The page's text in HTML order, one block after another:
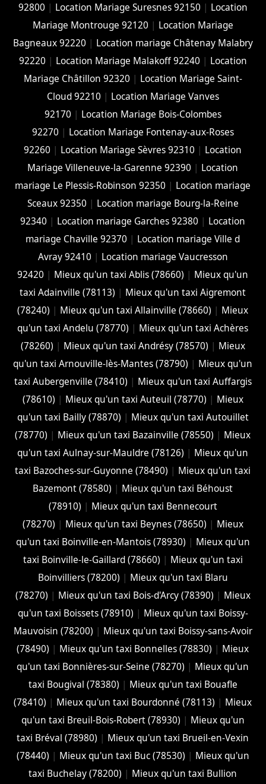
92800 | Location Mariage Suresnes 92150 | Location
Mariage Montrouge 92120 | Location Mariage
Bagneaux 92220 | Location mariage Châtenay Malabry
92220 | Location Mariage Malakoff 92240 | Location
Mariage Châtillon 92320 | Location Mariage Saint-
Cloud 92210 | Location Mariage Vanves
92170 | Location Mariage Bois-Colombes
92270 | Location Mariage Fontenay-aux-Roses
92260 | Location Mariage Sèvres 92310 | Location
Mariage Villeneuve-la-Garenne 92390 | Location
mariage Le Plessis-Robinson 92350 | Location mariage
Sceaux 92350 | Location mariage Bourg-la-Reine
92340 | Location mariage Garches 92380 | Location
mariage Chaville 92370 | Location mariage Ville d
Avray 92410 | Location mariage Vaucresson
92420 | Mieux qu'un taxi Ablis (78660) | Mieux qu'un
taxi Adainville (78113) | Mieux qu'un taxi Aigremont
(78240) | Mieux qu'un taxi Allainville (78660) | Mieux
qu'un taxi Andelu (78770) | Mieux qu'un taxi Achères
(78260) | Mieux qu'un taxi Andrésy (78570) | Mieux
qu'un taxi Arnouville-lès-Mantes (78790) | Mieux qu'un
taxi Aubergenville (78410) | Mieux qu'un taxi Auffargis
(78610) | Mieux qu'un taxi Auteuil (78770) | Mieux
qu'un taxi Bailly (78870) | Mieux qu'un taxi Autouillet
(78770) | Mieux qu'un taxi Bazainville (78550) | Mieux
qu'un taxi Aulnay-sur-Mauldre (78126) | Mieux qu'un
taxi Bazoches-sur-Guyonne (78490) | Mieux qu'un taxi
Bazemont (78580) | Mieux qu'un taxi Béhoust
(78910) | Mieux qu'un taxi Bennecourt
(78270) | Mieux qu'un taxi Beynes (78650) | Mieux
qu'un taxi Boinville-en-Mantois (78930) | Mieux qu'un
taxi Boinville-le-Gaillard (78660) | Mieux qu'un taxi
Boinvilliers (78200) | Mieux qu'un taxi Blaru
(78270) | Mieux qu'un taxi Bois-d'Arcy (78390) | Mieux
qu'un taxi Boissets (78910) | Mieux qu'un taxi Boissy-
Mauvoisin (78200) | Mieux qu'un taxi Boissy-sans-Avoir
(78490) | Mieux qu'un taxi Bonnelles (78830) | Mieux
qu'un taxi Bonnières-sur-Seine (78270) | Mieux qu'un
taxi Bougival (78380) | Mieux qu'un taxi Bouafle
(78410) | Mieux qu'un taxi Bourdonné (78113) | Mieux
qu'un taxi Breuil-Bois-Robert (78930) | Mieux qu'un
taxi Bréval (78980) | Mieux qu'un taxi Brueil-en-Vexin
(78440) | Mieux qu'un taxi Buc (78530) | Mieux qu'un
taxi Buchelay (78200) | Mieux qu'un taxi Bullion